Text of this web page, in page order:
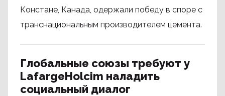
Констане, Канада, одержали победу в споре с
транснациональным производителем цемента.
Глобальные союзы требуют у
LafargeHolcim наладить
социальный диалог